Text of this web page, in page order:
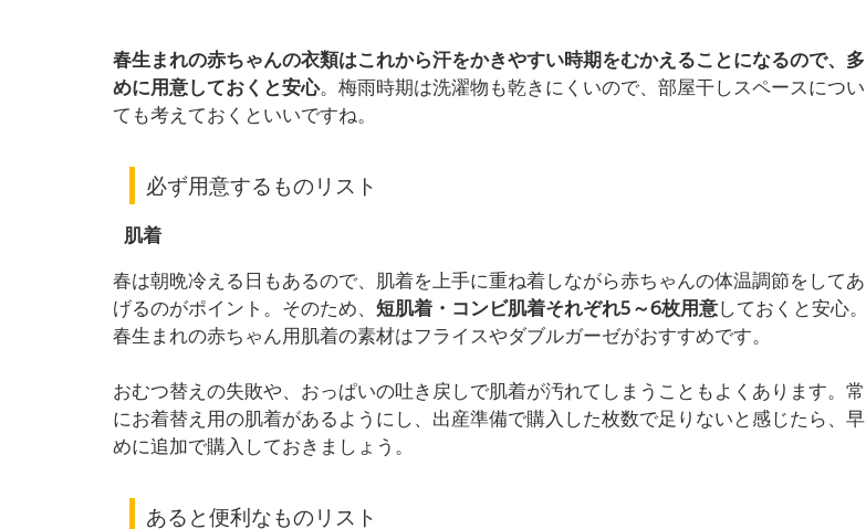
春生まれの赤ちゃんの衣類はこれから汗をかきやすい時期をむかえることになるので、多
めに用意しておくと安心。梅雨時期は洗濯物も乾きにくいので、部屋干しスペースについ
ても考えておくといいですね。
必ず用意するものリスト
肌着
春は朝晩冷える日もあるので、肌着を上手に重ね着しながら赤ちゃんの体温調節をしてあ
げるのがポイント。そのため、 短肌着・コンビ肌着それぞれ5～6枚用意しておくと安心。
春生まれの赤ちゃん用肌着の素材はフライスやダブルガーゼがおすすめです。
おむつ替えの失敗や、おっぱいの吐き戻しで肌着が汚れてしまうこともよくあります。常
にお着替え用の肌着があるようにし、出産準備で購入した枚数で足りないと感じたら、早
めに追加で購入しておきましょう。
あると便利なものリスト